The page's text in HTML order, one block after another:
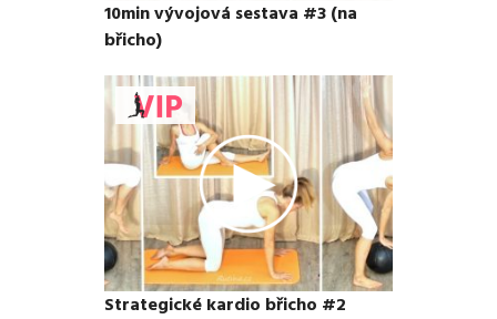
10min vývojová sestava #3 (na
břicho)
Strategické kardio břicho #2